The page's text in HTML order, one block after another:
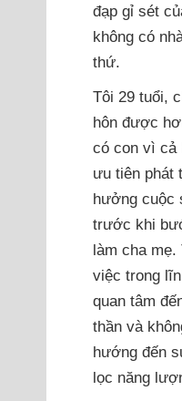
đạp gỉ sét
không có
thứ.
Tôi 29 tuổi,
hôn được
có con vì cả
ưu tiên phát
hưởng cuộc
trước khi
làm cha
việc trong
quan tâm
thần và
hướng đến
lọc năng